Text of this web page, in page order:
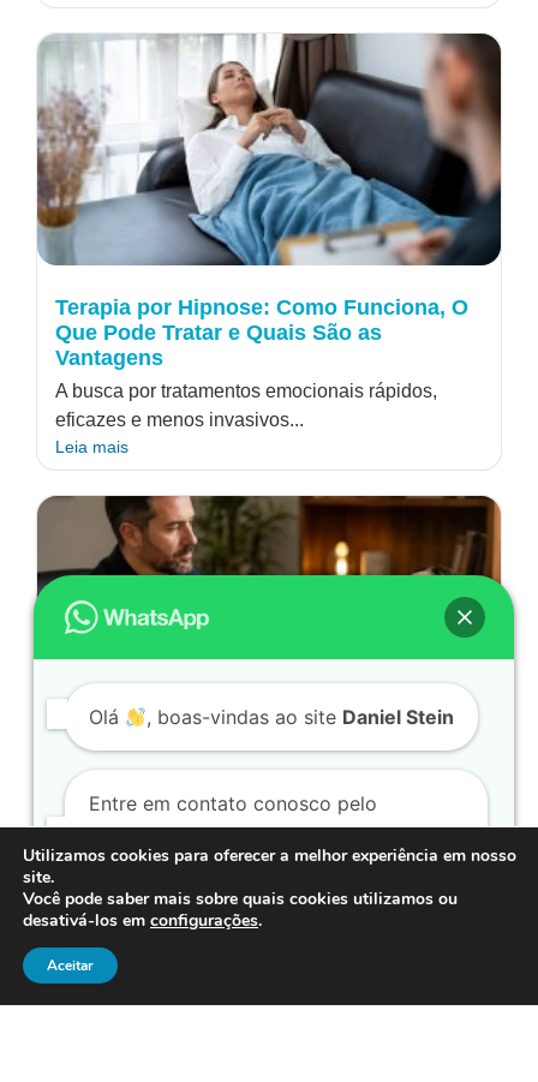
Terapia por Hipnose: Como Funciona, O
Que Pode Tratar e Quais São as
Vantagens
A busca por tratamentos emocionais rápidos,
eficazes e menos invasivos...
Leia mais
Hipnoterapeuta: O Que Faz e Como Pode
Ajudar Você
Entenda o que faz um hipnoterapeuta, como
funciona a hipnoterapia...
Utilizamos cookies para oferecer a melhor experiência em nosso
site.
Você pode saber mais sobre quais cookies utilizamos ou
desativá-los em configurações.
Aceitar
Olá , boas-vindas ao site Daniel Stein
Entre em contato conosco pelo
WhatsApp. Clique no botão a seguir:
Conversar por WhatsApp